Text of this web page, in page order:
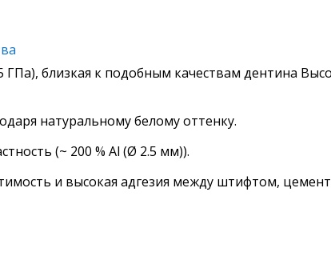
близкая к подобным качествам дентина
натуральному белому оттенку.
(~ 200 % Al (Ø 2.5 мм)).
и высокая адгезия между штифтом,